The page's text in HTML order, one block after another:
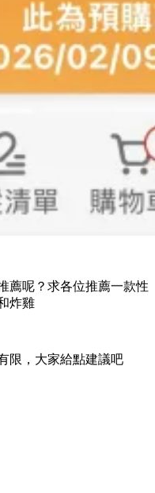
薦呢？求各位推薦一款性
炸雞
限，大家給點建議吧